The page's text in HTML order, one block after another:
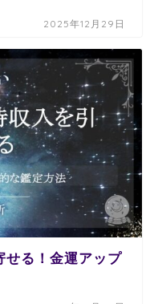
2025年12月29日
せる！金運アップ